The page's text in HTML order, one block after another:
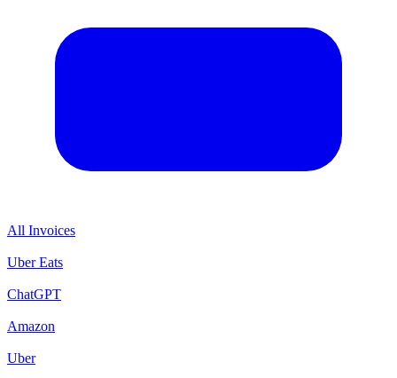
All Invoices
Uber Eats
ChatGPT
Amazon
Uber